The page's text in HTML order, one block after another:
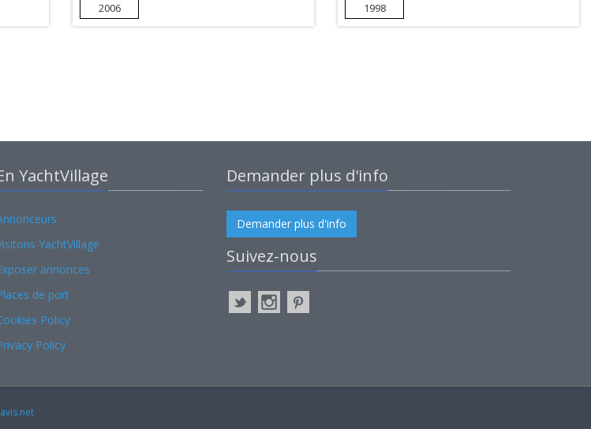
2006 1998
YachtVillage
YachtVillage
annonces
de port
Policy
Policy
Demander plus d'info
Demander plus d'info
Suivez-nous